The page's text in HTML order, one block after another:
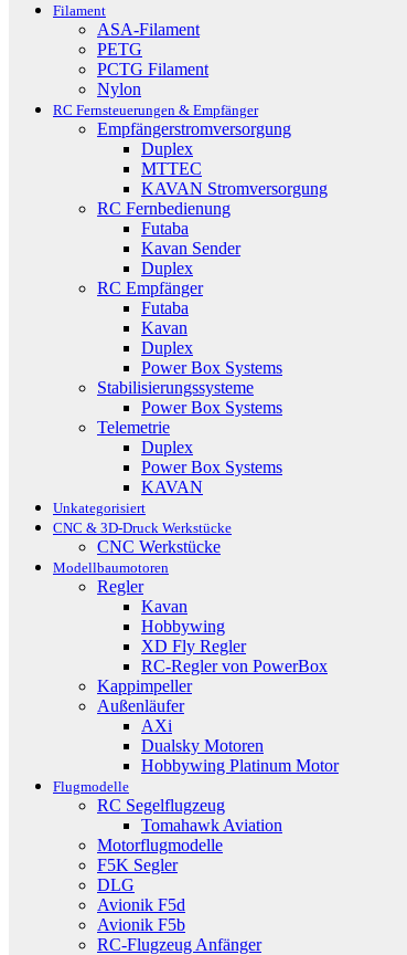
Filament
ASA-Filament
PETG
PCTG Filament
Nylon
RC Fernsteuerungen & Empfänger
Empfängerstromversorgung
Duplex
MTTEC
KAVAN Stromversorgung
RC Fernbedienung
Futaba
Kavan Sender
Duplex
RC Empfänger
Futaba
Kavan
Duplex
Power Box Systems
Stabilisierungssysteme
Power Box Systems
Telemetrie
Duplex
Power Box Systems
KAVAN
Unkategorisiert
CNC & 3D-Druck Werkstücke
CNC Werkstücke
Modellbaumotoren
Regler
Kavan
Hobbywing
XD Fly Regler
RC-Regler von PowerBox
Kappimpeller
Außenläufer
AXi
Dualsky Motoren
Hobbywing Platinum Motor
Flugmodelle
RC Segelflugzeug
Tomahawk Aviation
Motorflugmodelle
F5K Segler
DLG
Avionik F5d
Avionik F5b
RC-Flugzeug Anfänger